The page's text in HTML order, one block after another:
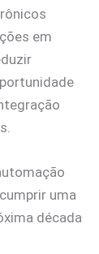
em
uma
década